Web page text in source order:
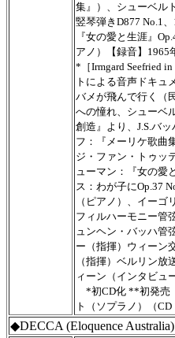
集』）、シューベル
竪琴弾きD877 No.1
『女の愛と生涯』
アノ）【録音】1965
*［Irmgard Seefried
トによる音声ドキュ
バメが飛んで行く（
への憧れ、シューベ
創造』より、J.S.バ
フ：『メーリケ歌曲
ジ・ファン・トゥッ
ューマン：『女の愛
ス：わが子にOp.37
（ピアノ）、イーゴ
フィルハーモニー管
ュンヘン・バッハ管
ー（指揮）ウィーン
（指揮）ベルリン放
ィーン（インタビュー
*初CD化 **初発売
ト（ソプラノ）（CD
◆DECCA (Eloquence Australia)